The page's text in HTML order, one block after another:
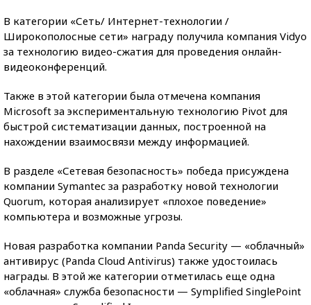
В категории «Сеть/ Интернет-технологии /
Широкополосные сети» награду получила компания Vidyo
за технологию видео-сжатия для проведения онлайн-
видеоконференций.
Также в этой категории была отмечена компания
Microsoft за экспериментальную технологию Pivot для
быстрой систематизации данных, построенной на
нахождении взаимосвязи между информацией.
В разделе «Сетевая безопасность» победа присуждена
компании Symantec за разработку новой технологии
Quorum, которая анализирует «плохое поведение»
компьютера и возможные угрозы.
Новая разработка компании Panda Security — «облачный»
антивирус (Panda Cloud Antivirus) также удостоилась
награды. В этой же категории отметилась еще одна
«облачная» служба безопасности — Symplified SinglePoint